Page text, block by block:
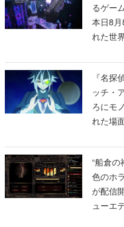
るゲー
本日8
れた世
『名探
ッチ・
ろにモ
れた場
“船倉
色のホ
が配信
ューエ
人間